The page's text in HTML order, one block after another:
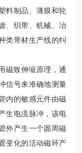
料制品、薄膜和轮
、织带、机械、冶
类带材生产线的纠
磁致伸缩原理，通
信号来准确地测量
内的敏感元件由磁
生电流脉冲，该电
外产生一个圆周磁
变化的活动磁环产